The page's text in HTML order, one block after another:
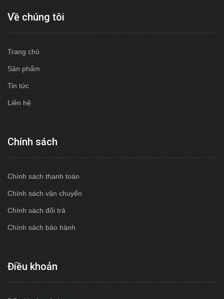
Về chúng tôi
Trang chủ
Sản phẩm
Tin tức
Liên hệ
Chính sách
Chính sách thanh toán
Chính sách vận chuyển
Chính sách đổi trả
Chính sách bảo hành
Điều khoản